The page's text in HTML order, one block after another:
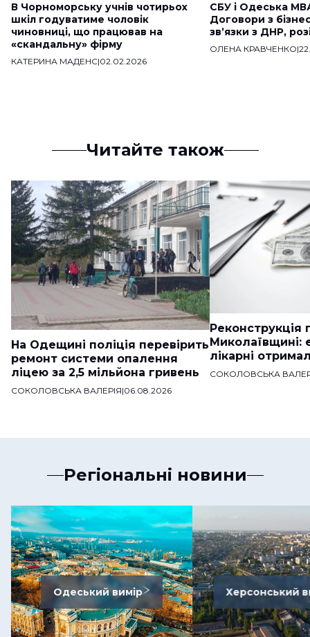
В Чорноморську учнів чотирьох
шкіл годуватиме чоловік
чиновниці, що працював на
«скандальну» фірму
КАТЕРИНА МАДЕНС|02.02.2026
СБУ і Одеська
Договори з
звʼязки з ДНР,
ОЛЕНА КРАВЧЕНКО|
Читайте також
На Одещині поліція перевірить
ремонт системи опалення
ліцею за 2,5 мільйона гривень
СОКОЛОВСЬКА ВАЛЕРІЯ|06.08.2026
Реконструкція
Миколаївщині:
лікарні
СОКОЛОВСЬКА
Регіональні новини
Одеський вимір Херсонський